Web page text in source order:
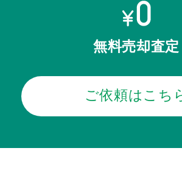
無料売却査定
ご依頼はこち